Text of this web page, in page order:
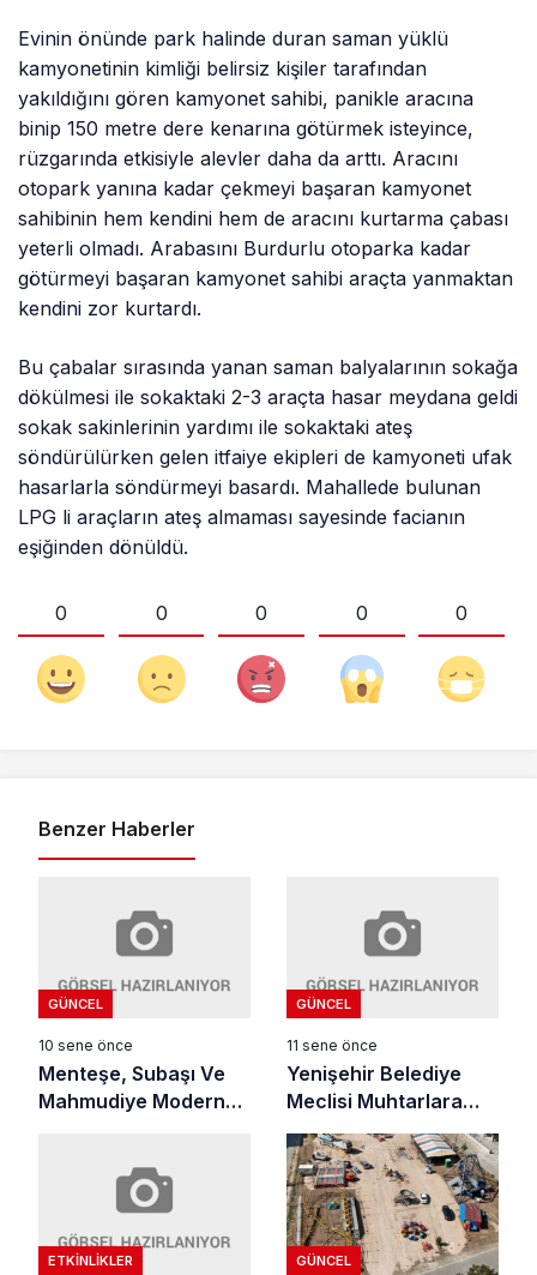
Evinin önünde park halinde duran saman yüklü
kamyonetinin kimliği belirsiz kişiler tarafından
yakıldığını gören kamyonet sahibi, panikle aracına
binip 150 metre dere kenarına götürmek isteyince,
rüzgarında etkisiyle alevler daha da arttı. Aracını
otopark yanına kadar çekmeyi başaran kamyonet
sahibinin hem kendini hem de aracını kurtarma çabası
yeterli olmadı. Arabasını Burdurlu otoparka kadar
götürmeyi başaran kamyonet sahibi araçta yanmaktan
kendini zor kurtardı.
Bu çabalar sırasında yanan saman balyalarının sokağa
dökülmesi ile sokaktaki 2-3 araçta hasar meydana geldi
sokak sakinlerinin yardımı ile sokaktaki ateş
söndürülürken gelen itfaiye ekipleri de kamyoneti ufak
hasarlarla söndürmeyi basardı. Mahallede bulunan
LPG li araçların ateş almaması sayesinde facianın
eşiğinden dönüldü.
0 0 0 0 0
Benzer Haberler
GÜNCEL
10 sene önce
Menteşe, Subaşı Ve
Mahmudiye Modern
GÜNCEL
11 sene önce
Yenişehir Belediye
Meclisi Muhtarlara
Yardım Önerisini Ret
Etti
ETKINLIKLER GÜNCEL